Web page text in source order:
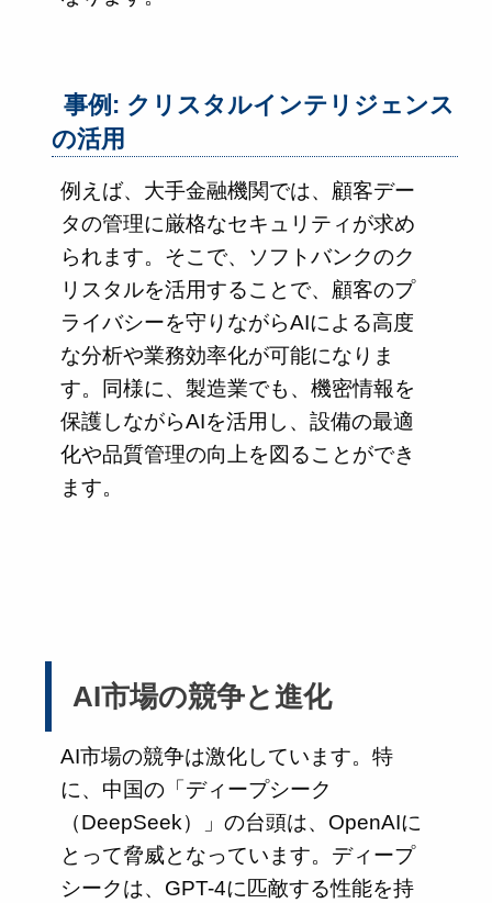
事例: クリスタルインテリジェンス
の活用
例えば、大手金融機関では、顧客デー
タの管理に厳格なセキュリティが求め
られます。そこで、ソフトバンクのク
リスタルを活用することで、顧客のプ
ライバシーを守りながらAIによる高度
な分析や業務効率化が可能になりま
す。同様に、製造業でも、機密情報を
保護しながらAIを活用し、設備の最適
化や品質管理の向上を図ることができ
ます。
AI市場の競争と進化
AI市場の競争は激化しています。特
に、中国の「ディープシーク
（DeepSeek）」の台頭は、OpenAIに
とって脅威となっています。ディープ
シークは、GPT-4に匹敵する性能を持